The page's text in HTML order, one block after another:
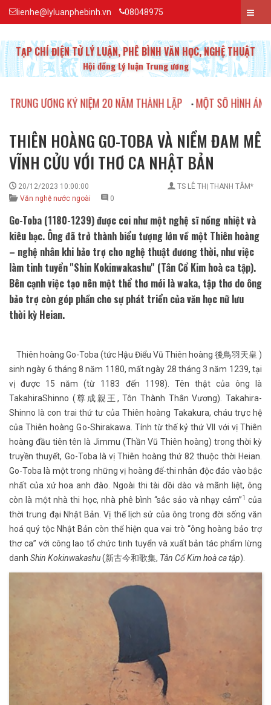
TẠP CHÍ ĐIỆN TỬ LÝ LUẬN, PHÊ BÌNH VĂN HỌC, NGHỆ THUẬT
Hội đồng Lý luận Trung ương
lienhe@lyluanphebinh.vn 08048975
KỶ NIỆM 20 NĂM THÀNH LẬP •MỘT SỐ HÌNH ẢNH VỀ LỄ KỶ
THIÊN HOÀNG GO-TOBA VÀ NIỀM ĐAM MÊ
VĨNH CỬU VỚI THƠ CA NHẬT BẢN
20/12/2023 10:00:00
TS LÊ THỊ THANH TÂM*
Văn nghệ nước ngoài
0
Go-Toba (1180-1239) được coi như một nghệ sĩ nồng nhiệt và
kiêu bạc. Ông đã trở thành biểu tượng lớn về một Thiên hoàng
– nghệ nhân khi bảo trợ cho nghệ thuật đương thời, như việc
làm tinh tuyển ''Shin Kokinwakashu'' (Tân Cổ Kim hoà ca tập).
Bên cạnh việc tạo nên một thể thơ mới là waka, tập thơ do ông
bảo trợ còn góp phần cho sự phát triển của văn học nữ lưu
thời kỳ Heian.
Thiên hoàng Go-Toba (tức Hậu Điểu Vũ Thiên hoàng 後鳥羽天皇 )
sinh ngày 6 tháng 8 năm 1180, mất ngày 28 tháng 3 năm 1239, tại
vị được 15 năm (từ 1183 đến 1198). Tên thật của ông là
TakahiraShinno (尊成親王, Tôn Thành Thân Vương). Takahira-
Shinno là con trai thứ tư của Thiên hoàng Takakura, cháu trực hệ
của Thiên hoàng Go-Shirakawa. Tính từ thế kỷ thứ VII với vị Thiên
hoàng đầu tiên tên là Jimmu (Thần Vũ Thiên hoàng) trong thời kỳ
truyền thuyết, Go-Toba là vị Thiên hoàng thứ 82 thuộc thời Heian.
Go-Toba là một trong những vị hoàng đế-thi nhân độc đáo vào bậc
nhất của xứ hoa anh đào. Ngoài thi tài dồi dào và mãnh liệt, ông
còn là một nhà thi học, nhà phê bình “sắc sảo và nhạy cảm”1 của
thời trung đại Nhật Bản. Vị thế lịch sử của ông trong đời sống văn
hoá quý tộc Nhật Bản còn thể hiện qua vai trò “ông hoàng bảo trợ
thơ ca” với công lao tổ chức tinh tuyển và xuất bản tác phẩm lừng
danh Shin Kokinwakashu(新古今和歌集, Tân Cổ Kim hoà ca tập).